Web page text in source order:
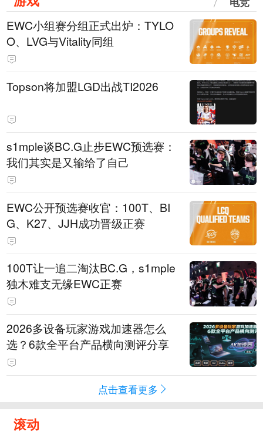
EWC小组赛分组正式出炉：TYLO
O、LVG与Vitality同组
Topson将加盟LGD出战TI2026
s1mple谈BC.G止步EWC预选赛：
我们其实是又输给了自己
EWC公开预选赛收官：100T、BI
G、K27、JJH成功晋级正赛
100T让一追二淘汰BC.G，s1mple
独木难支无缘EWC正赛
2026多设备玩家游戏加速器怎么
选？6款全平台产品横向测评分享
点击查看更多
滚动